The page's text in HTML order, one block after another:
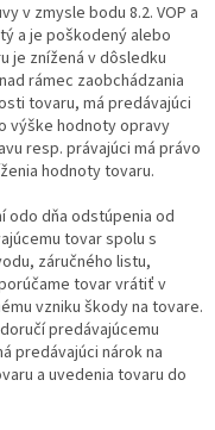
v zmysle bodu 8.2. VOP a
a je poškodený alebo
je znížená v dôsledku
rámec zaobchádzania
tovaru, má predávajúci
výške hodnoty opravy
resp. právajúci má právo
hodnoty tovaru.
odo dňa odstúpenia od
tovar spolu s
záručného listu,
tovar vrátiť v
vzniku škody na tovare.
predávajúcemu
predávajúci nárok na
a uvedenia tovaru do